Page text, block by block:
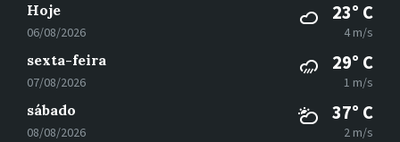
Hoje
06/08/2026
23° C
4 m/s
sexta-feira
07/08/2026
29° C
1 m/s
sábado
08/08/2026
37° C
2 m/s